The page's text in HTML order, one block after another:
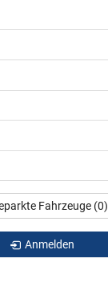
Fahrzeuge (0)
Anmelden